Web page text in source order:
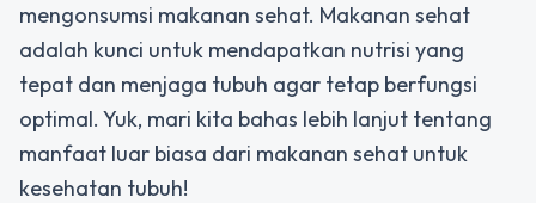
mengonsumsi makanan sehat. Makanan sehat
adalah kunci untuk mendapatkan nutrisi yang
tepat dan menjaga tubuh agar tetap berfungsi
optimal. Yuk, mari kita bahas lebih lanjut tentang
manfaat luar biasa dari makanan sehat untuk
kesehatan tubuh!